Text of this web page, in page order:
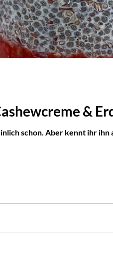
&
schon. Aber kennt ihr